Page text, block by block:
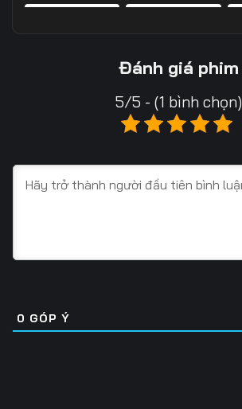
Tập 23
Tập 28 Tập 29
Tập 34 Tập 35
Tập 40 Tập 41
Đánh giá phim
5/5 - (1 bình chọn)
0 GÓP Ý